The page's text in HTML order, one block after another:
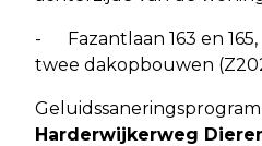
- Fazantlaan 163 en 165,
twee dakopbouwen
Harderwijkerweg